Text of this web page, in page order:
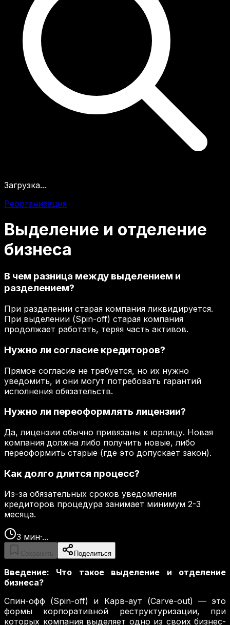
Загрузка...
Реорганизация
Выделение и отделение
бизнеса
В чем разница между выделением и
разделением?
При разделении старая компания ликвидируется.
При выделении (Spin-off) старая компания
продолжает работать, теряя часть активов.
Нужно ли согласие кредиторов?
Прямое согласие не требуется, но их нужно
уведомить, и они могут потребовать гарантий
исполнения обязательств.
Нужно ли переоформлять лицензии?
Да, лицензии обычно привязаны к юрлицу. Новая
компания должна либо получить новые, либо
переоформить старые (где это допускает закон).
Как долго длится процесс?
Из-за обязательных сроков уведомления
кредиторов процедура занимает минимум 2-3
месяца.
3 мин·...
Сохранить Поделиться
Введение: Что такое выделение и отделение
бизнеса?
Спин-офф (Spin-off) и Карв-аут (Carve-out) — это
формы корпоративной реструктуризации, при
которых компания выделяет одно из своих бизнес-